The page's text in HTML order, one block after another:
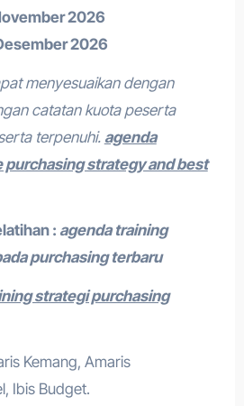
2026
2026
menyesuaikan dengan
catatan kuota peserta
terpenuhi. agenda
strategy and best
: agenda training
purchasing terbaru
strategi purchasing
Kemang, Amaris
Ibis Budget.